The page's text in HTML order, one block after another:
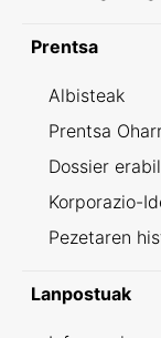
Prentsa
Albisteak
Prentsa
Dossier
Korporazio-
Pezetaren
Lanpostuak